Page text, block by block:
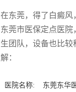
在东莞，得了白癜风
东莞市医保定点医
生团队，设备也比
解：
医院名称: 东莞东华